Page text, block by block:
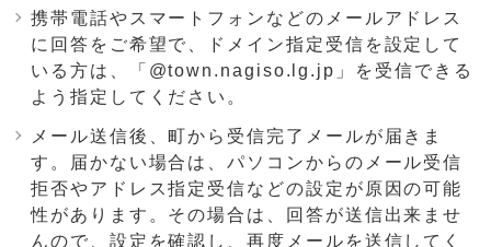
携帯電話やスマートフォンなどのメールアドレス
に回答をご希望で、ドメイン指定受信を設定して
いる方は、「@town.nagiso.lg.jp」を受信できる
よう指定してください。
メール送信後、町から受信完了メールが届きま
す。届かない場合は、パソコンからのメール受信
拒否やアドレス指定受信などの設定が原因の可能
性があります。その場合は、回答が送信出来ませ
んので、設定を確認し、再度メールを送信してく